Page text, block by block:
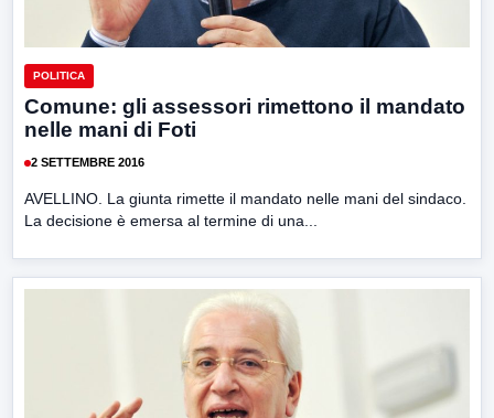
POLITICA
Comune: gli assessori rimettono il mandato
nelle mani di Foti
2 SETTEMBRE 2016
AVELLINO. La giunta rimette il mandato nelle mani del sindaco.
La decisione è emersa al termine di una...